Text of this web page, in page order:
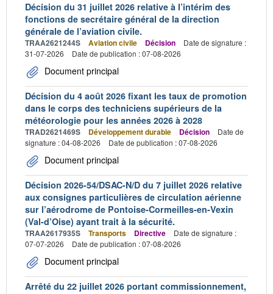
Décision du 31 juillet 2026 relative à l’intérim des
fonctions de secrétaire général de la direction
générale de l’aviation civile.
TRAA2621244S Aviation civile Décision
Date de signature :
31-07-2026
Date de publication : 07-08-2026
Document principal
Décision du 4 août 2026 fixant les taux de promotion
dans le corps des techniciens supérieurs de la
météorologie pour les années 2026 à 2028
TRAD2621469S Développement durable Décision
Date de
signature : 04-08-2026
Date de publication : 07-08-2026
Document principal
Décision 2026-54/DSAC-N/D du 7 juillet 2026 relative
aux consignes particulières de circulation aérienne
sur l’aérodrome de Pontoise-Cormeilles-en-Vexin
(Val-d’Oise) ayant trait à la sécurité.
TRAA2617935S Transports Directive
Date de signature :
07-07-2026
Date de publication : 07-08-2026
Document principal
Arrêté du 22 juillet 2026 portant commissionnement,